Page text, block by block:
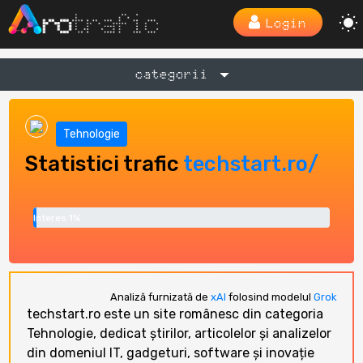
Login
categorii
Tehnologie
Statistici trafic techstart.ro/
Interes 1%
Analiză furnizată de xAI folosind modelul Grok
techstart.ro este un site românesc din categoria
Tehnologie, dedicat știrilor, articolelor și analizelor
din domeniul IT, gadgeturi, software și inovație